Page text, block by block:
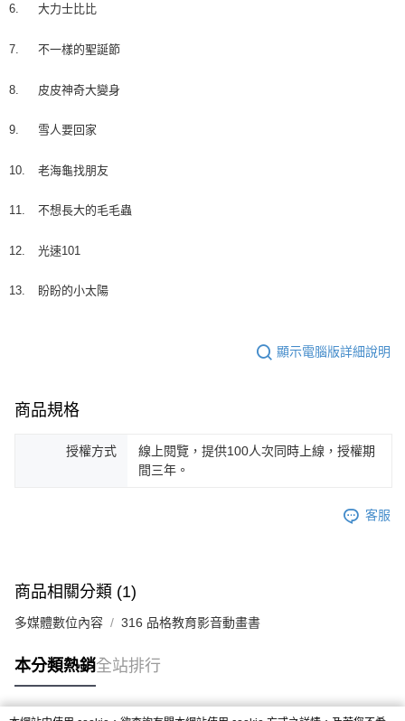
6. 大力士比比
7. 不一樣的聖誕節
8. 皮皮神奇大變身
9. 雪人要回家
10. 老海龜找朋友
11. 不想長大的毛毛蟲
12. 光速101
13. 盼盼的小太陽
顯示電腦版詳細說明
商品規格
授權方式
線上閱覽，提供100人次同時上線，授權期
間三年。
客服
商品相關分類 (1)
多媒體數位內容 316 品格教育影音動畫書
本分類熱銷全站排行